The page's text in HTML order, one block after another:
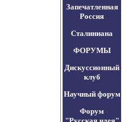
Запечатленная
Россия
Сталиниана
ФОРУМЫ
Дискуссионный
клуб
Научный форум
Форум